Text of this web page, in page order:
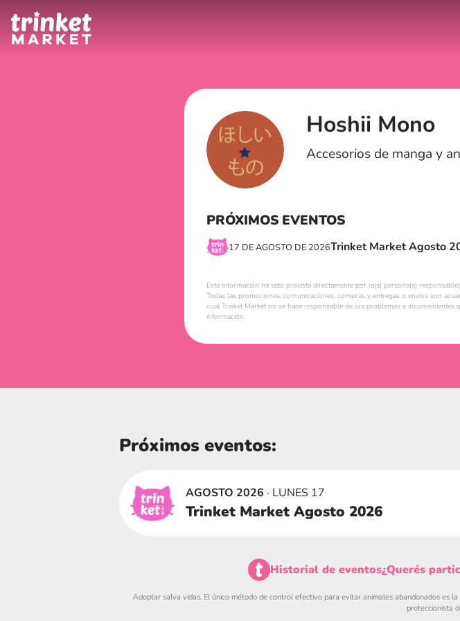
Hoshii Mono
Accesorios de manga y
PRÓXIMOS EVENTOS
17 DE AGOSTO DE 2026Trinket Market Agosto
Esta información ha sido provista directamente por la(s) persona(s)
Todas las promociones, comunicaciones, compras y entregas o envíos son
cual Trinket Market no se hace responsable de los problemas e
información.
Próximos eventos:
AGOSTO 2026 · LUNES 17
Trinket Market Agosto 2026
Historial de eventos¿Querés
Adoptar salva vidas. El único método de control efectivo para evitar animales abandonados es
proteccionista